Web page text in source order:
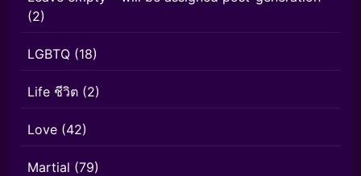
(2)
LGBTQ (18)
Life ชีวิต (2)
Love (42)
Martial (79)